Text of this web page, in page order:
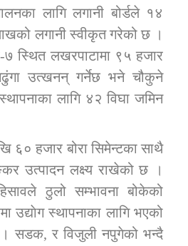
सन्देश
गाउँपालिका जुम्लाको सूचना
गाउँपालिका जुम्लाको सूचना
लागि लगानी बोर्डले १४
लगानी स्वीकृत गरेको छ ।
७ स्थित लखरपाटामा ९५ हजार
उत्खनन् गर्नेछ भने चौकुने
स्थापनाका लागि ४२ विघा जमिन
६० हजार बोरा सिमेन्टका साथै
उत्पादन लक्ष्य राखेको छ ।
ठुलो सम्भावना बोकेको
उद्याेग स्थापनाका लागि भएको
। सडक, र विजुली नपुगेको भन्दै